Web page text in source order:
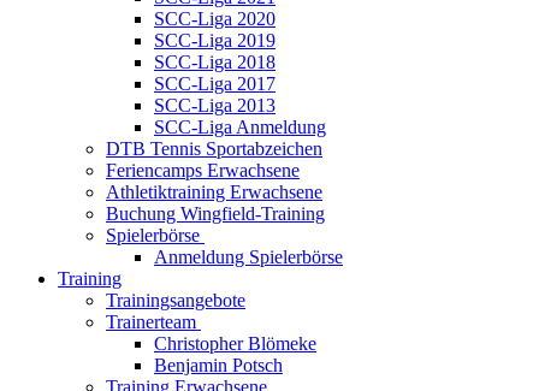
SCC-Liga 2020
SCC-Liga 2019
SCC-Liga 2018
SCC-Liga 2017
SCC-Liga 2013
SCC-Liga Anmeldung
DTB Tennis Sportabzeichen
Feriencamps Erwachsene
Athletiktraining Erwachsene
Buchung Wingfield-Training
Spielerbörse
Anmeldung Spielerbörse
Training
Trainingsangebote
Trainerteam
Christopher Blömeke
Benjamin Potsch
Training Erwachsene